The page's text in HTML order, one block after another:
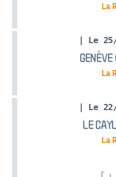
La
| Le
La
| Le
LE
La